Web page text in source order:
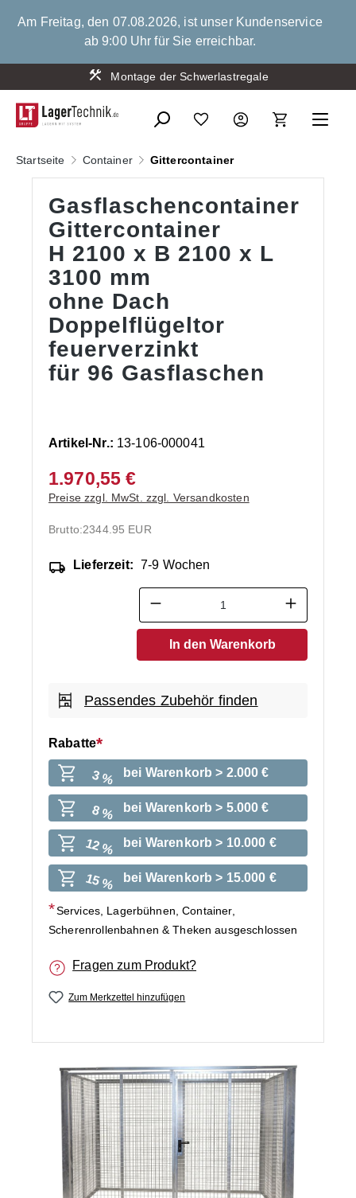
springen
Am Freitag, den 07.08.2026, ist unser Kundenservice
ab 9:00 Uhr für Sie erreichbar.
Montage der Schwerlastregale
Startseite Container Gittercontainer
Gasflaschencontainer
Gittercontainer
H 2100 x B 2100 x L
3100 mm
ohne Dach
Doppelflügeltor
feuerverzinkt
für 96 Gasflaschen
Artikel-Nr.: 13-106-000041
1.970,55 €
Preise zzgl. MwSt. zzgl. Versandkosten
Brutto:2344.95 EUR
Lieferzeit: 7-9 Wochen
Produkt Anzahl: Gib den
In den Warenkorb
Passendes Zubehör finden
Rabatte
3 % bei Warenkorb > 2.000 €
8 % bei Warenkorb > 5.000 €
12 % bei Warenkorb > 10.000 €
15 % bei Warenkorb > 15.000 €
Services, Lagerbühnen, Container,
Scherenrollenbahnen & Theken ausgeschlossen
Fragen zum Produkt?
Zum Merkzettel hinzufügen
Bildergalerie überspringen